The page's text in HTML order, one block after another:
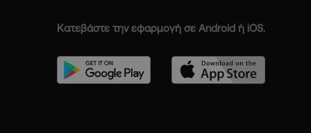
Κατεβάστε την εφαρμογή σε Android ή iOS.